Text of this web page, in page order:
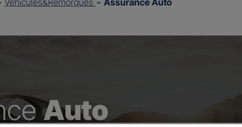
Véhicules&Remorques Assurance Auto
Auto